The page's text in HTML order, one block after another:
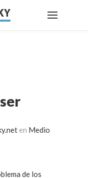
en Medio
de los